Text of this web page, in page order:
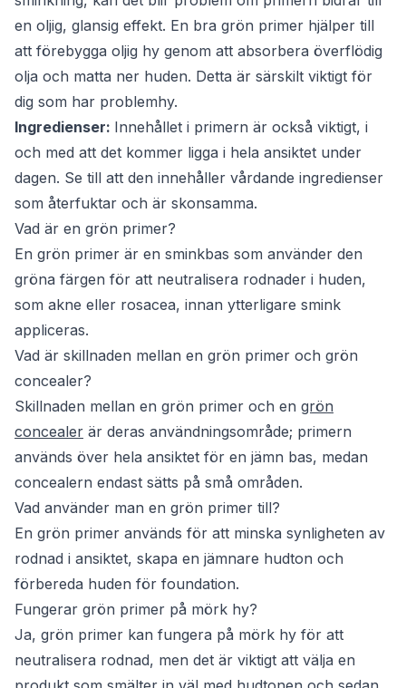
en oljig, glansig effekt. En bra grön primer hjälper till
att förebygga oljig hy genom att absorbera överflödig
olja och matta ner huden. Detta är särskilt viktigt för
dig som har problemhy.
Ingredienser: Innehållet i primern är också viktigt, i
och med att det kommer ligga i hela ansiktet under
dagen. Se till att den innehåller vårdande ingredienser
som återfuktar och är skonsamma.
Vad är en grön primer?
En grön primer är en sminkbas som använder den
gröna färgen för att neutralisera rodnader i huden,
som akne eller rosacea, innan ytterligare smink
appliceras.
Vad är skillnaden mellan en grön primer och grön
concealer?
Skillnaden mellan en grön primer och en grön
concealer är deras användningsområde; primern
används över hela ansiktet för en jämn bas, medan
concealern endast sätts på små områden.
Vad använder man en grön primer till?
En grön primer används för att minska synligheten av
rodnad i ansiktet, skapa en jämnare hudton och
förbereda huden för foundation.
Fungerar grön primer på mörk hy?
Ja, grön primer kan fungera på mörk hy för att
neutralisera rodnad, men det är viktigt att välja en